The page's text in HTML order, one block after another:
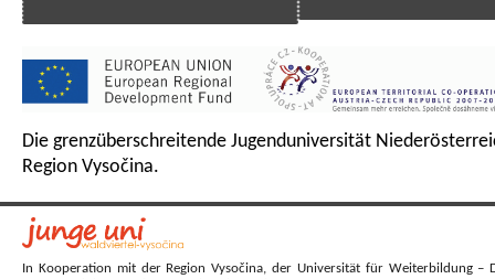
Die grenzüberschreitende Jugenduniversität
Region Vysočina.
In Kooperation mit der Region Vysočina, der Universität für Weiterbildung –